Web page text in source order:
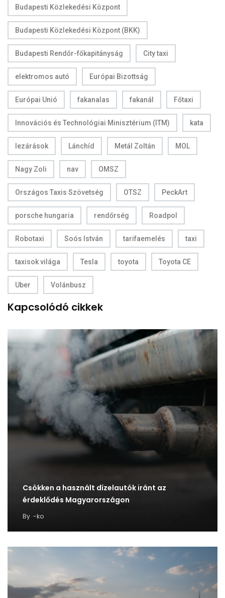
Budapesti Közlekedési Központ
Budapesti Közlekedési Központ (BKK)
Budapesti Rendőr-főkapitányság City taxi
elektromos autó Európai Bizottság
Európai Unió fakanalas fakanál Főtaxi
Innovációs és Technológiai Minisztérium (ITM) kata
lezárások Lánchíd Metál Zoltán MOL
Nagy Zoli nav OMSZ
Országos Taxis Szövetség OTSZ PeckArt
porsche hungaria rendőrség Roadpol
Robotaxi Soós István tarifaemelés taxi
taxisok világa Tesla toyota Toyota CE
Uber Volánbusz
Kapcsolódó cikkek
Csökken a használt dízelautók iránt az
érdeklődés Magyarországon
By -ko